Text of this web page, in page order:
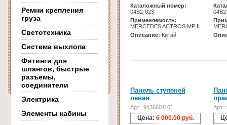
Ремни крепления
груза
Светотехника
Система выхлопа
Фитинги для
шлангов, быстрые
разъемы,
соединители
Электрика
Элементы кабины
Каталожный номер:
04B2-023
Применяемость:
MERCEDES ACTROS MP II
Описание: Китай
Панель ступеней
левая
Арт.: 9436601101
Цена: 6 000.00 руб.
Арт.: